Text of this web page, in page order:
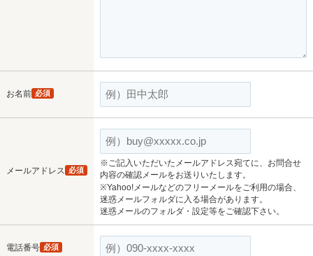
お名前 必須
メールアドレス 必須
※ご記入いただいたメールアドレス宛てに、お問合せ
内容の確認メールをお送りいたします。
※Yahoo!メールなどのフリーメールをご利用の場合、
迷惑メールフォルダに入る場合があります。
迷惑メールのフォルダ・設定等をご確認下さい。
電話番号 必須